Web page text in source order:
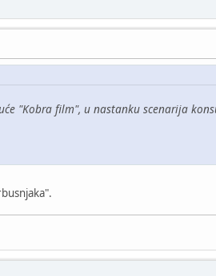
"Kobra film", u nastanku scenarija